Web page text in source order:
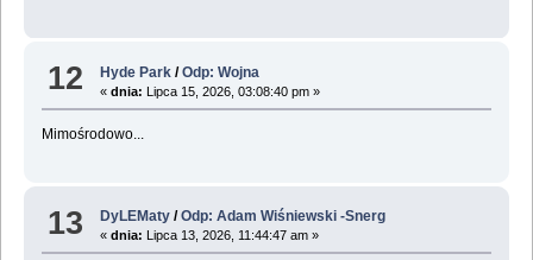
12 Hyde Park /Odp: Wojna
«dnia: Lipca 15, 2026, 03:08:40 pm »
Mimośrodowo...
13 DyLEMaty /Odp: Adam Wiśniewski -Snerg
«dnia: Lipca 13, 2026, 11:44:47 am »